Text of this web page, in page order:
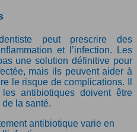
peut prescrire des
et l’infection. Les
une solution définitive pour
mais ils peuvent aider à
le risque de complications. Il
antibiotiques doivent être
la santé.
antibiotique varie en